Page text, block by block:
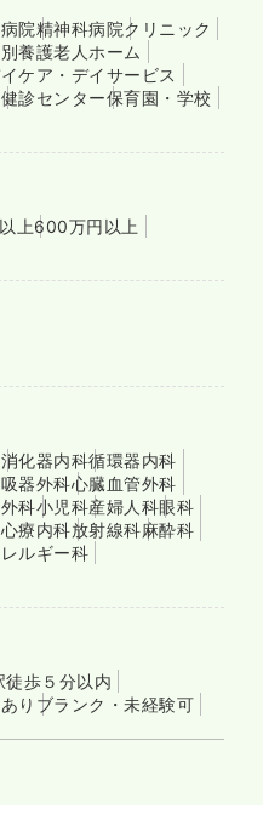
院精神科病院クリニック
養護老人ホーム
ケア・デイサービス
健診センター保育園・学校
上600万円以上
消化器内科循環器内科
器外科心臓血管外科
科小児科産婦人科眼科
療内科放射線科麻酔科
ルギー科
徒歩５分以内
り ブランク・未経験可